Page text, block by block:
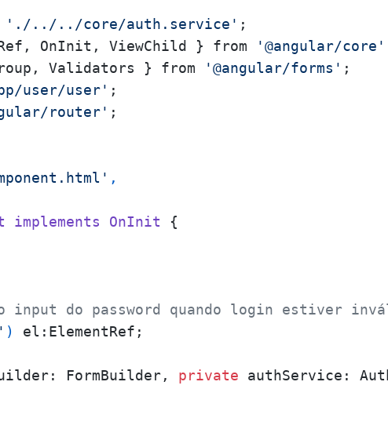
'./../../core/auth.service'
OnInit, ViewChild } from
'@angular/core'
Validators } from '@angular/forms'
user/user'
router' ;
,
implements OnInit {
input do password quando login estiver
) el:ElementRef;
FormBuilder, private authService: